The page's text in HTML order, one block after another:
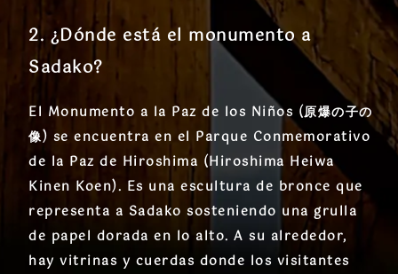
2. ¿Dónde está el monumento a
Sadako?
El Monumento a la Paz de los Niños (原爆の子の
像) se encuentra en el Parque Conmemorativo
de la Paz de Hiroshima (Hiroshima Heiwa
Kinen Koen). Es una escultura de bronce que
representa a Sadako sosteniendo una grulla
de papel dorada en lo alto. A su alrededor,
hay vitrinas y cuerdas donde los visitantes